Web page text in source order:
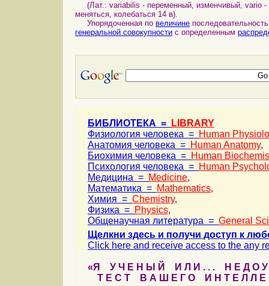
(Лат.: variabilis - переменный, изменчивый, vario -
меняться, колебаться 14 в).
Упорядоченная по величине
генеральной совокупности с определенным
БИБЛИОТЕКА =
LIBRARY
Физиология человека = Human
Анатомия человека = Human Anatomy,
Биохимия человека = Human
Психология человека = Human
Медицина = Medicine,
Математика = Mathematics,
Химия = Chemistry,
Физика = Physics,
Общенаучная литература = General
Щелкни здесь и получи доступ к
Click here and receive access to the any
«Я У Ч Е Н Ы Й И Л И . . . Н Е Д О У
Т Е С Т В А Ш Е Г О И Н Т Е Л Л Е